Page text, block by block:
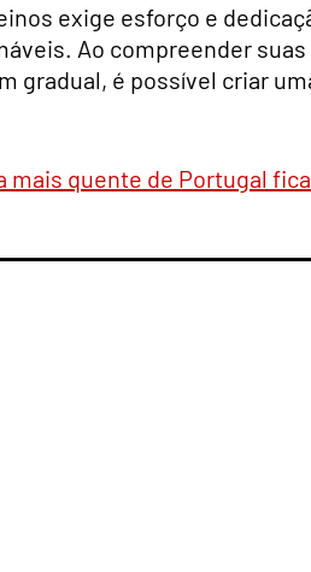
exige esforço e
Ao compreender
gradual, é possível criar
mais quente de Portugal